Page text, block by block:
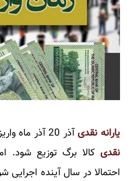
یارانه نقدیآذر 20 آذر ماه واریز شد. قرار است به جای
نقدی کالا برگ توزیع شود.
احتمالا در سال آینده اجرایی